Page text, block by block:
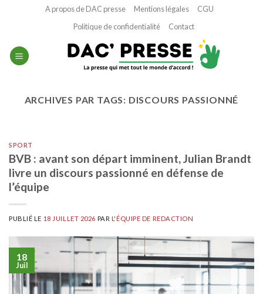
A propos de DAC presse Mentions légales
CGU
Politique de confidentialité
Contact
ARCHIVES PAR TAGS: DISCOURS PASSIONNÉ
SPORT
BVB : avant son départ imminent, Julian Brandt
livre un discours passionné en défense de
l’équipe
PUBLIÉ LE 18 JUILLET 2026 PAR L'ÉQUIPE DE REDACTION
18
Juil